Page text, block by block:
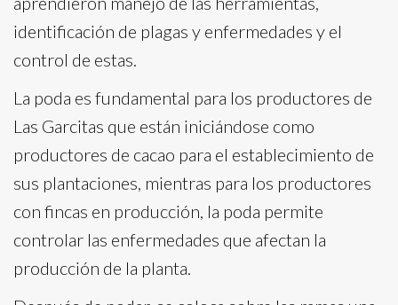
identificación de plagas y enfermedades y el
control de estas.
La poda es fundamental para los productores de
Las Garcitas que están iniciándose como
productores de cacao para el establecimiento de
sus plantaciones, mientras para los productores
con fincas en producción, la poda permite
controlar las enfermedades que afectan la
producción de la planta.